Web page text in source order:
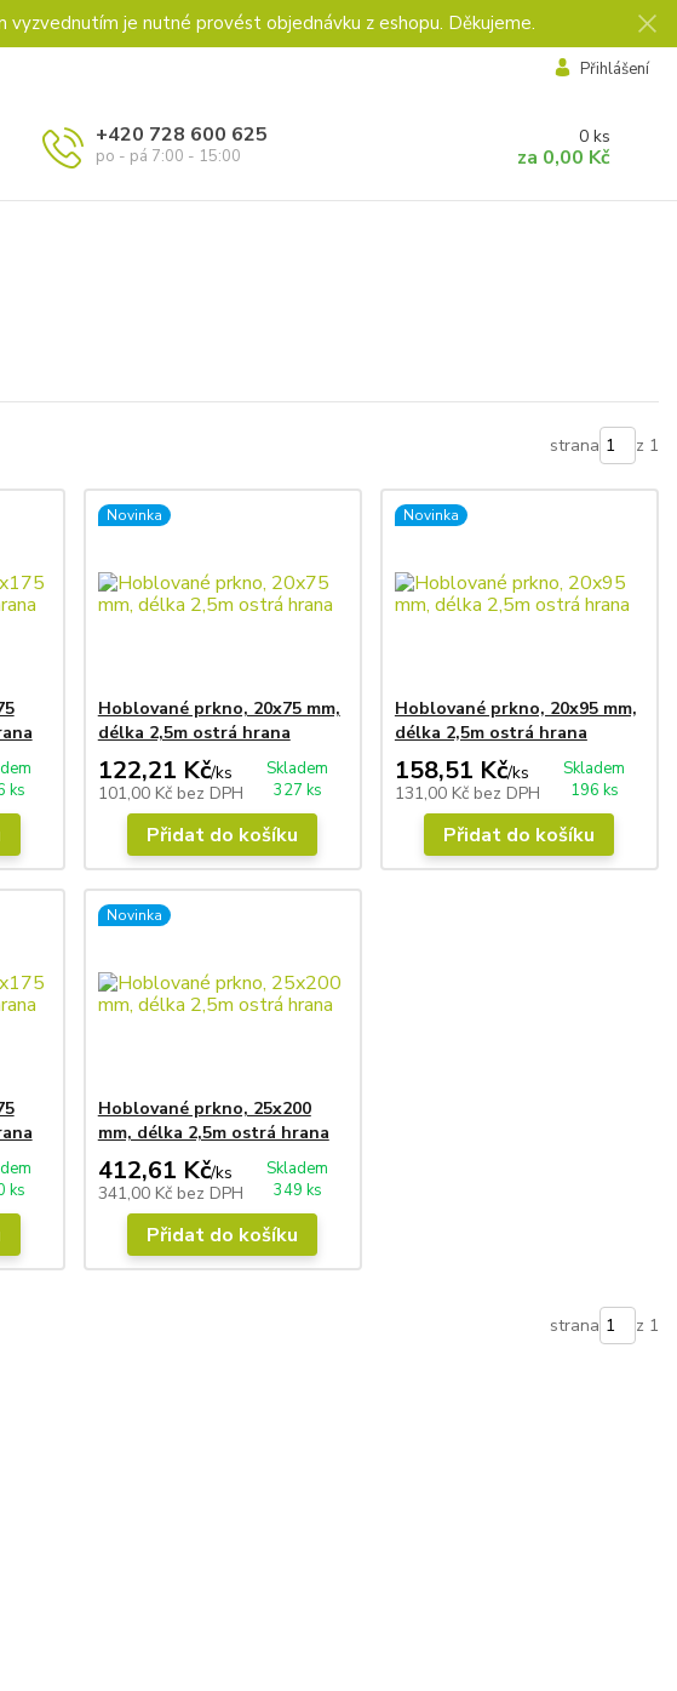
je nutné provést objednávku z eshopu. Děkujeme.
Přihlášení
+420 728 600 625
po - pá 7:00 - 15:00
0 ks
za 0,00 Kč
strana z 1
ks
Novinka
Hoblované prkno, 20x75 mm,
délka 2,5m ostrá hrana
122,21 Kč/ks
101,00 Kč bez DPH
Skladem
327 ks
Přidat do košíku
Novinka
Hoblované prkno, 20x95 mm,
délka 2,5m ostrá hrana
158,51 Kč/ks
131,00 Kč bez DPH
Skladem
196 ks
Přidat do košíku
ks
Novinka
Hoblované prkno, 25x200
mm, délka 2,5m ostrá hrana
412,61 Kč/ks
341,00 Kč bez DPH
Skladem
349 ks
Přidat do košíku
strana z 1